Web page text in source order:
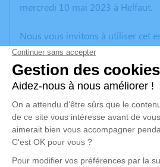
mercredi 10 mai 2023 à Helfaut.
Nous vous invitons à utiliser cet
vos condoléances, partager des
anecdote ou exprimer vos
poèmes ou des textes. Cet
d'expression dédié à honorer la
LOISEAU.
Un service de plantation d’arbre
disponible ici.